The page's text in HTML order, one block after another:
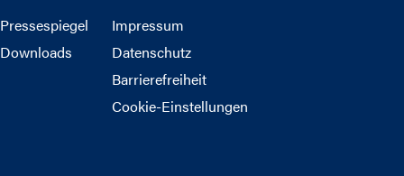
Pressespiegel
Downloads
Impressum
Datenschutz
Barrierefreiheit
Cookie-Einstellungen